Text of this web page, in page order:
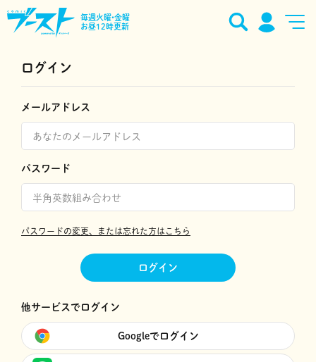
毎週火曜•金曜
お昼12時更新
ログイン
メールアドレス
パスワード
パスワードの変更、または忘れた方はこちら
ログイン
他サービスでログイン
Googleでログイン